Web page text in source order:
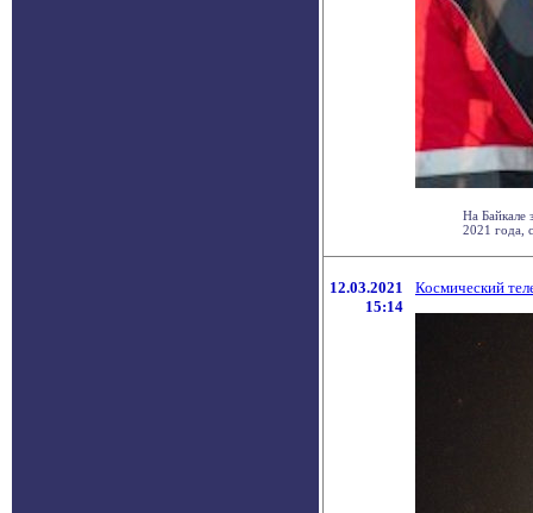
На Байкале
2021 года,
12.03.2021
15:14
Космический